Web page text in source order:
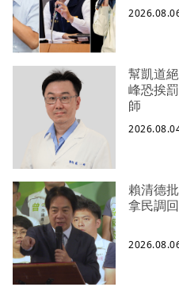
幫凱道
峰恐挨
師
賴清德
拿民調